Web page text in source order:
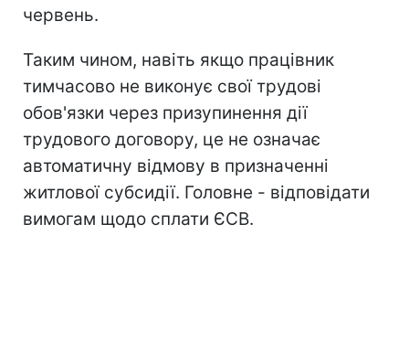
червень.
Таким чином, навіть якщо працівник
тимчасово не виконує свої трудові
обов'язки через призупинення дії
трудового договору, це не означає
автоматичну відмову в призначенні
житлової субсидії. Головне - відповідати
вимогам щодо сплати ЄСВ.